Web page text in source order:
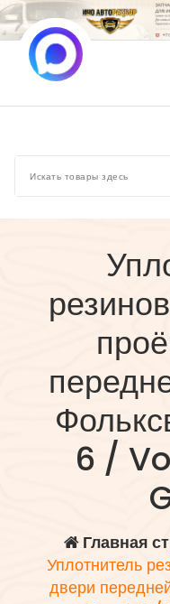
Перейти
к
содержимому
6 /
Главная
Уплотнитель
двери